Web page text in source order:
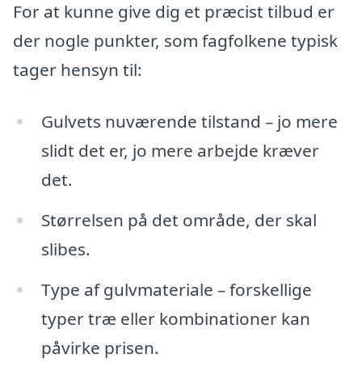
For at kunne give dig et præcist tilbud er
der nogle punkter, som fagfolkene typisk
tager hensyn til:
Gulvets nuværende tilstand – jo mere
slidt det er, jo mere arbejde kræver
det.
Størrelsen på det område, der skal
slibes.
Type af gulvmateriale – forskellige
typer træ eller kombinationer kan
påvirke prisen.